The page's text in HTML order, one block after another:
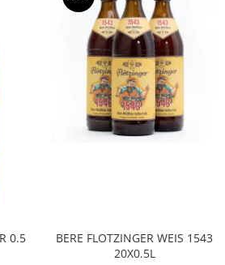
0.5
BERE FLOTZINGER WEIS 1543
20X0.5L